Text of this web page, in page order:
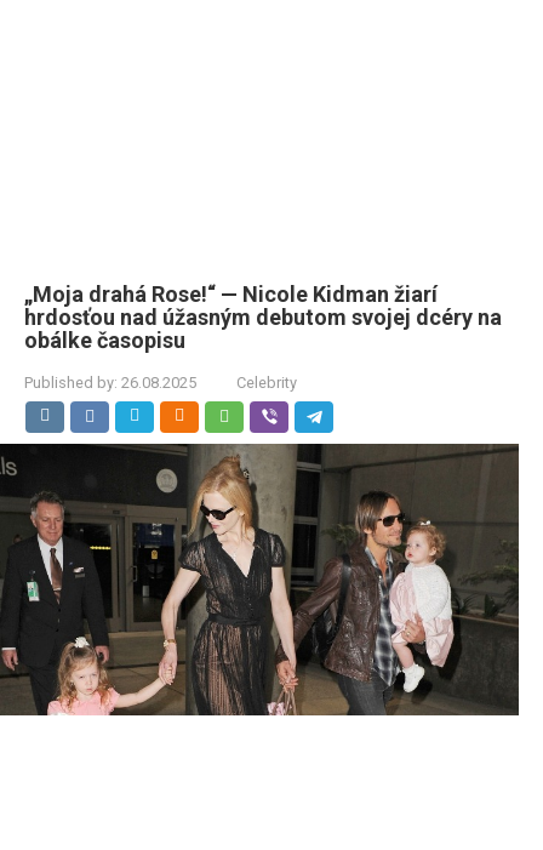
„Moja drahá Rose!“ — Nicole Kidman žiarí
hrdosťou nad úžasným debutom svojej dcéry na
obálke časopisu
Published by: 26.08.2025 Celebrity